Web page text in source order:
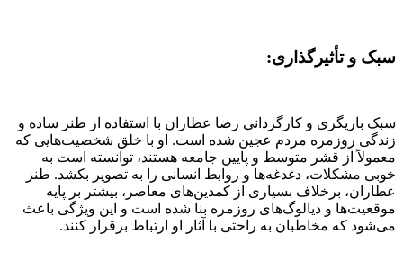
سبک و تأثیرگذاری:
سبک بازیگری و کارگردانی رضا عطاران با استفاده از طنز ساده و
زندگی روزمره مردم عجین شده است. او با خلق شخصیت‌هایی که
معمولاً از قشر متوسط و پایین جامعه هستند، توانسته است به
خوبی مشکلات، دغدغه‌ها و روابط انسانی را به تصویر بکشد. طنز
عطاران، برخلاف بسیاری از کمدین‌های معاصر، بیشتر بر پایه
موقعیت‌ها و دیالوگ‌های روزمره بنا شده است و این ویژگی باعث
می‌شود که مخاطبان به راحتی با آثار او ارتباط برقرار کنند.